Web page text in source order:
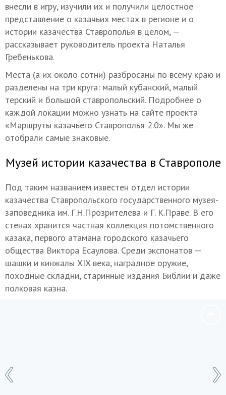
внесли в игру, изучили их и получили целостное
представление о казачьих местах в регионе и о
истории казачества Ставрополья в целом, —
рассказывает руководитель проекта Наталья
Гребенькова.
Места (а их около сотни) разбросаны по всему краю и
разделены на три круга: малый кубанский, малый
терский и большой ставропольский. Подробнее о
каждой локации можно узнать на сайте проекта
«Маршруты казачьего Ставрополья 2.0». Мы же
отобрали самые знаковые.
Музей истории казачества в Ставрополе
Под таким названием известен отдел истории
казачества Ставропольского государственного музея-
заповедника им. Г.Н.Прозрителева и Г. К.Праве. В его
стенах хранится частная коллекция потомственного
казака, первого атамана городского казачьего
общества Виктора Есаулова. Среди экспонатов —
шашки и кинжалы XIX века, наградное оружие,
походные складни, старинные издания Библии и даже
полковая казна.